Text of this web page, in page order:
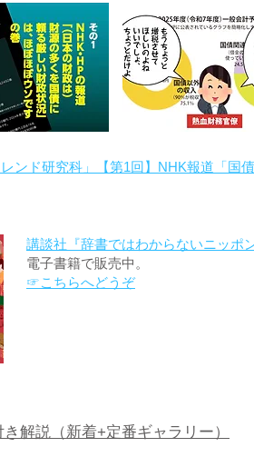
ンド研究科」【第1回】NHK報道「国
講談社『辞書ではわからないニッポ
電子書籍で販売中。
☞こちらへどうぞ
解説（新着+定番ギャラリー）